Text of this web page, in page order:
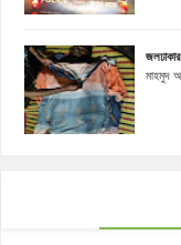
মাহমুদ